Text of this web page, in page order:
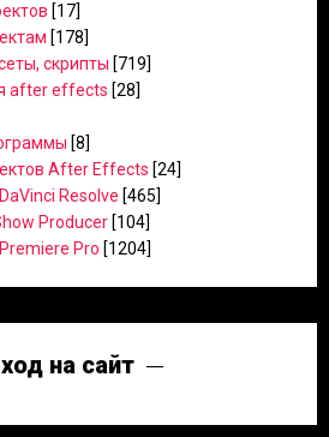
[17]
[178]
скрипты [719]
after effects [28]
[8]
After Effects [24]
Resolve [465]
Producer [104]
Pro [1204]
на сайт